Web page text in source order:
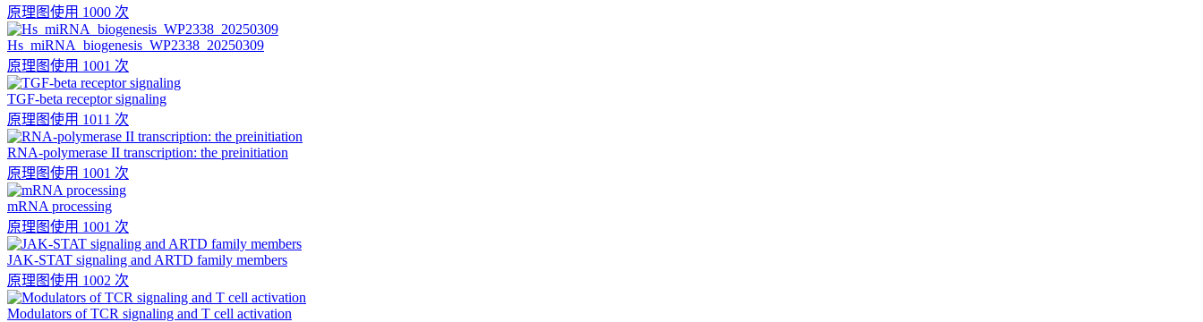
原理图使用 1000 次
Hs_miRNA_biogenesis_WP2338_20250309
原理图使用 1001 次
TGF-beta receptor signaling
原理图使用 1011 次
RNA-polymerase II transcription: the preinitiation
原理图使用 1001 次
mRNA processing
原理图使用 1001 次
JAK-STAT signaling and ARTD family members
原理图使用 1002 次
Modulators of TCR signaling and T cell activation